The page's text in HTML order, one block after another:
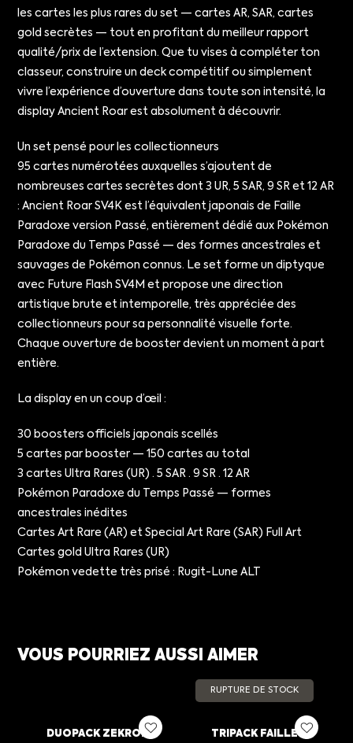
les cartes les plus rares du set — cartes AR, SAR, cartes
gold secrètes — tout en profitant du meilleur rapport
qualité/prix de l’extension. Que tu vises à compléter ton
classeur, construire un deck compétitif ou simplement
vivre l’expérience d’ouverture dans toute son intensité, la
display Ancient Roar est absolument à découvrir.
Un set pensé pour les collectionneurs
95 cartes numérotées auxquelles s’ajoutent de
nombreuses cartes secrètes dont 3 UR, 5 SAR, 9 SR et 12 AR
: Ancient Roar SV4K est l’équivalent japonais de Faille
Paradoxe version Passé, entièrement dédié aux Pokémon
Paradoxe du Temps Passé — des formes ancestrales et
sauvages de Pokémon connus. Le set forme un diptyque
avec Future Flash SV4M et propose une direction
artistique brute et intemporelle, très appréciée des
collectionneurs pour sa personnalité visuelle forte.
Chaque ouverture de booster devient un moment à part
entière.
La display en un coup d’œil :
30 boosters officiels japonais scellés
5 cartes par booster — 150 cartes au total
3 cartes Ultra Rares (UR) · 5 SAR · 9 SR · 12 AR
Pokémon Paradoxe du Temps Passé — formes
ancestrales inédites
Cartes Art Rare (AR) et Special Art Rare (SAR) Full Art
Cartes gold Ultra Rares (UR)
Pokémon vedette très prisé : Rugit-Lune ALT
VOUS POURRIEZ AUSSI AIMER
DUOPACK ZEKROM
RUPTURE DE STOCK
TRIPACK FAILLE